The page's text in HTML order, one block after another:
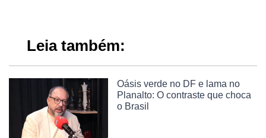
Leia também:
Oásis verde no DF e lama no
Planalto: O contraste que choca
o Brasil